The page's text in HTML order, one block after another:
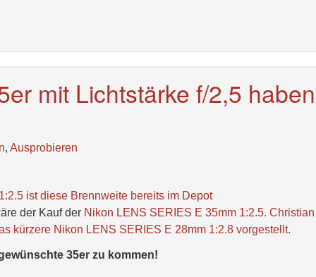
mit Lichtstärke f/2,5 haben
, Ausprobieren
ist diese Brennweite bereits im Depot
der Kauf der Nikon LENS SERIES E 35mm 1:2.5. Christian
kürzere Nikon LENS SERIES E 28mm 1:2.8 vorgestellt.
35er zu kommen!